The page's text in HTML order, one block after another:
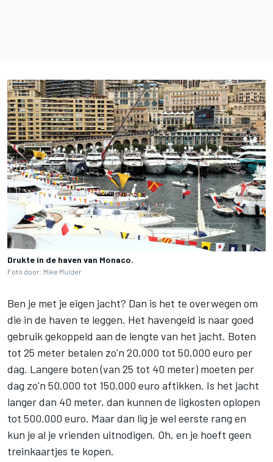
Drukte in de haven van Monaco.
Foto door: Mike Mulder
Ben je met je eigen jacht? Dan is het te overwegen om
die in de haven te leggen. Het havengeld is naar goed
gebruik gekoppeld aan de lengte van het jacht. Boten
tot 25 meter betalen zo'n 20.000 tot 50.000 euro per
dag. Langere boten (van 25 tot 40 meter) moeten per
dag zo'n 50.000 tot 150.000 euro aftikken. Is het jacht
langer dan 40 meter, dan kunnen de ligkosten oplopen
tot 500.000 euro. Maar dan lig je wel eerste rang en
kun je al je vrienden uitnodigen. Oh, en je hoeft geen
treinkaartjes te kopen.